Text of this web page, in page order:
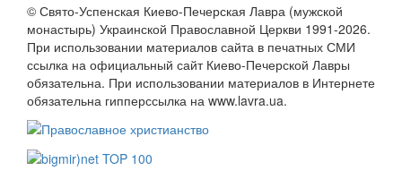
© Свято-Успенская Киево-Печерская Лавра (мужской
монастырь) Украинской Православной Церкви 1991-2026.
При использовании материалов сайта в печатных СМИ
ссылка на официальный сайт Киево-Печерской Лавры
обязательна. При использовании материалов в Интернете
обязательна гипперссылка на www.lavra.ua.